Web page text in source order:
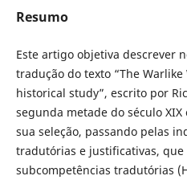
Resumo
Este artigo objetiva descrever
tradução do texto “The
historical study”, escrito por
segunda metade do século
sua seleção, passando pelas
tradutórias e justificativas, que
subcompetências tradutórias